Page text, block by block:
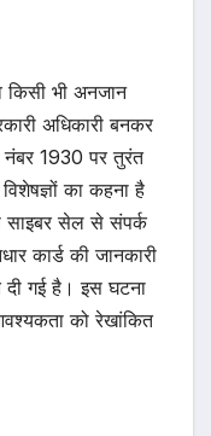
भी अनजान
अधिकारी बनकर
नंबर 1930 पर तुरंत
का कहना है
साइबर सेल से संपर्क
कार्ड की जानकारी
गई है। इस घटना
को रेखांकित